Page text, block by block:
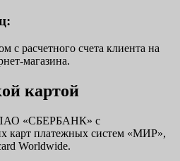
с расчетного счета клиента на
магазина.
картой
ПАО «СБЕРБАНК» с
карт платежных систем «МИР»,
Worldwide.